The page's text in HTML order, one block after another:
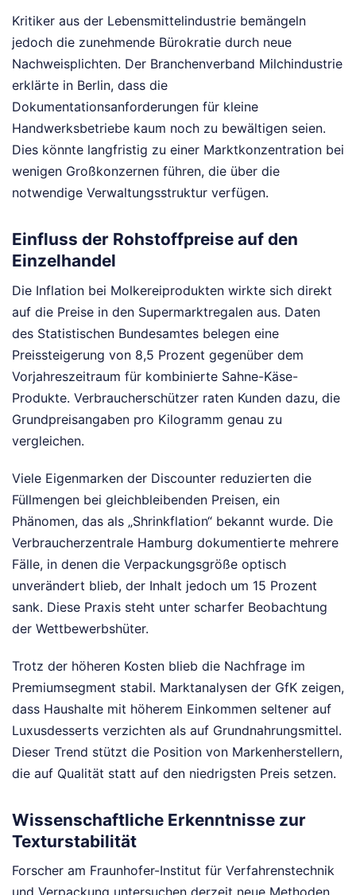
Kritiker aus der Lebensmittelindustrie bemängeln
jedoch die zunehmende Bürokratie durch neue
Nachweisplichten. Der Branchenverband Milchindustrie
erklärte in Berlin, dass die
Dokumentationsanforderungen für kleine
Handwerksbetriebe kaum noch zu bewältigen seien.
Dies könnte langfristig zu einer Marktkonzentration bei
wenigen Großkonzernen führen, die über die
notwendige Verwaltungsstruktur verfügen.
Einfluss der Rohstoffpreise auf den
Einzelhandel
Die Inflation bei Molkereiprodukten wirkte sich direkt
auf die Preise in den Supermarktregalen aus. Daten
des Statistischen Bundesamtes belegen eine
Preissteigerung von 8,5 Prozent gegenüber dem
Vorjahreszeitraum für kombinierte Sahne-Käse-
Produkte. Verbraucherschützer raten Kunden dazu, die
Grundpreisangaben pro Kilogramm genau zu
vergleichen.
Viele Eigenmarken der Discounter reduzierten die
Füllmengen bei gleichbleibenden Preisen, ein
Phänomen, das als „Shrinkflation“ bekannt wurde. Die
Verbraucherzentrale Hamburg dokumentierte mehrere
Fälle, in denen die Verpackungsgröße optisch
unverändert blieb, der Inhalt jedoch um 15 Prozent
sank. Diese Praxis steht unter scharfer Beobachtung
der Wettbewerbshüter.
Trotz der höheren Kosten blieb die Nachfrage im
Premiumsegment stabil. Marktanalysen der GfK zeigen,
dass Haushalte mit höherem Einkommen seltener auf
Luxusdesserts verzichten als auf Grundnahrungsmittel.
Dieser Trend stützt die Position von Markenherstellern,
die auf Qualität statt auf den niedrigsten Preis setzen.
Wissenschaftliche Erkenntnisse zur
Texturstabilität
Forscher am Fraunhofer-Institut für Verfahrenstechnik